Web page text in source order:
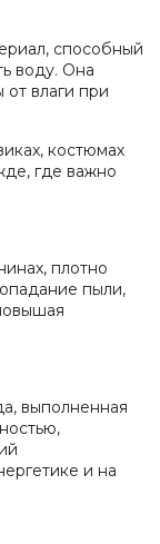
способный
воду. Она
влаги при
костюмах
где важно
плотно
пыли,
выполненная
и на